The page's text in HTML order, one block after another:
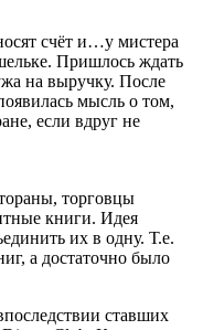
счёт и…у мистера
Пришлось ждать
на выручку. После
мысль о том,
если вдруг не
торговцы
книги. Идея
их в одну. Т.е.
а достаточно было
ставших